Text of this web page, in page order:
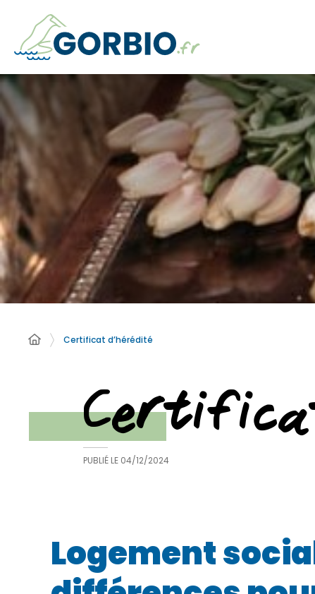
Certificat d’hérédité
PUBLIÉ LE 04/12/2024
Logement